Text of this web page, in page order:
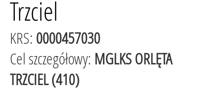
Trzciel
KRS: 0000457030
Cel szczegółowy: MGLKS ORLĘTA
TRZCIEL (410)